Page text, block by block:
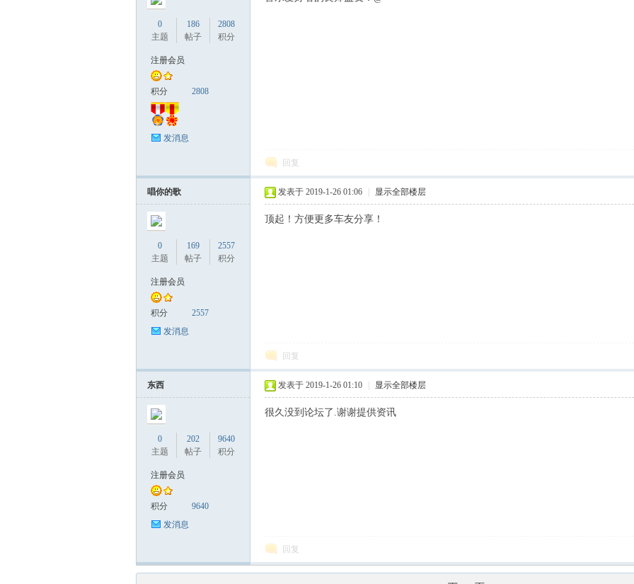
0
主题
186
帖子
2808
积分
注册会员
积分 2808
发消息
回复
唱你的歌
0
主题
169
帖子
2557
积分
注册会员
积分
2557
发消息
发表于 2019-1-26 01:06 显示全部楼层
顶起！方便更多车友分享！
回复
东西
0
主题
202
帖子
9640
积分
注册会员
积分
9640
发消息
发表于 2019-1-26 01:10 显示全部楼层
很久没到论坛了.谢谢提供资讯
回复